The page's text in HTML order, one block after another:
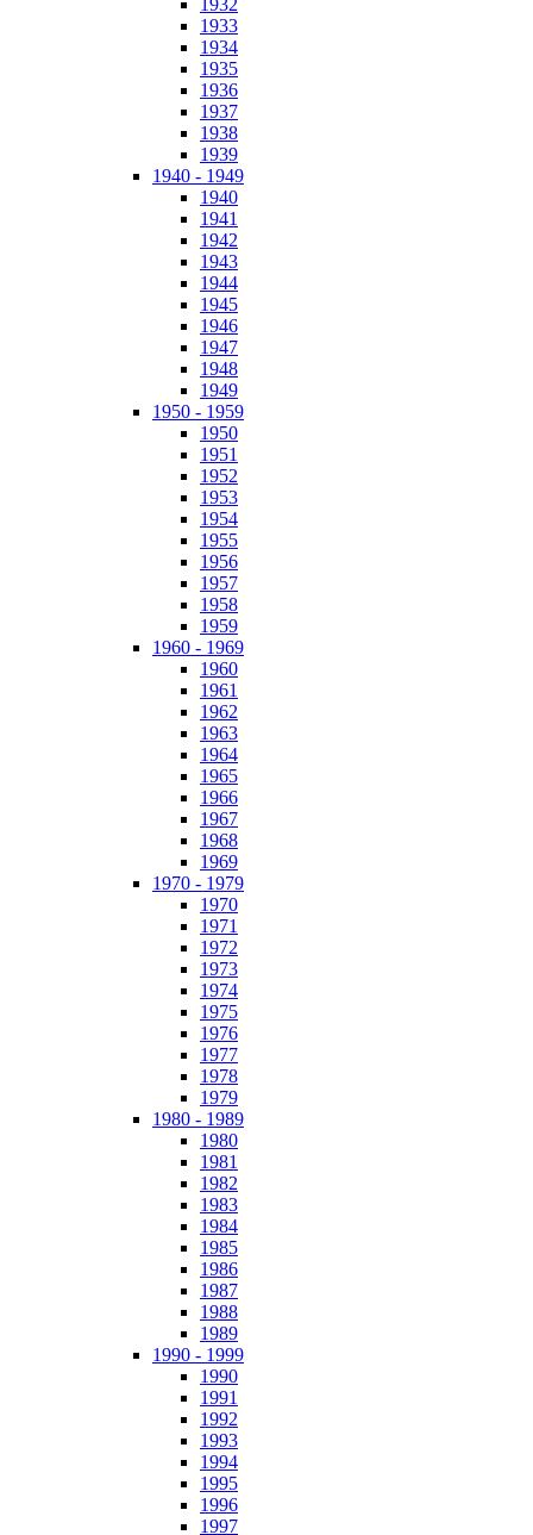
1932
1933
1934
1935
1936
1937
1938
1939
1940 - 1949
1940
1941
1942
1943
1944
1945
1946
1947
1948
1949
1950 - 1959
1950
1951
1952
1953
1954
1955
1956
1957
1958
1959
1960 - 1969
1960
1961
1962
1963
1964
1965
1966
1967
1968
1969
1970 - 1979
1970
1971
1972
1973
1974
1975
1976
1977
1978
1979
1980 - 1989
1980
1981
1982
1983
1984
1985
1986
1987
1988
1989
1990 - 1999
1990
1991
1992
1993
1994
1995
1996
1997